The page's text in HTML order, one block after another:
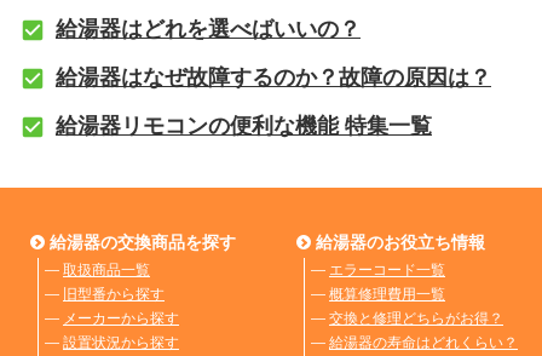
給湯器はどれを選べばいいの？
給湯器はなぜ故障するのか？故障の原因は？
給湯器リモコンの便利な機能 特集一覧
給湯器の交換商品を探す
― 取扱商品一覧
― 旧型番から探す
― メーカーから探す
― 設置状況から探す
給湯器のお役立ち情報
― エラーコード一覧
― 概算修理費用一覧
― 交換と修理どちらがお得？
― 給湯器の寿命はどれくらい？